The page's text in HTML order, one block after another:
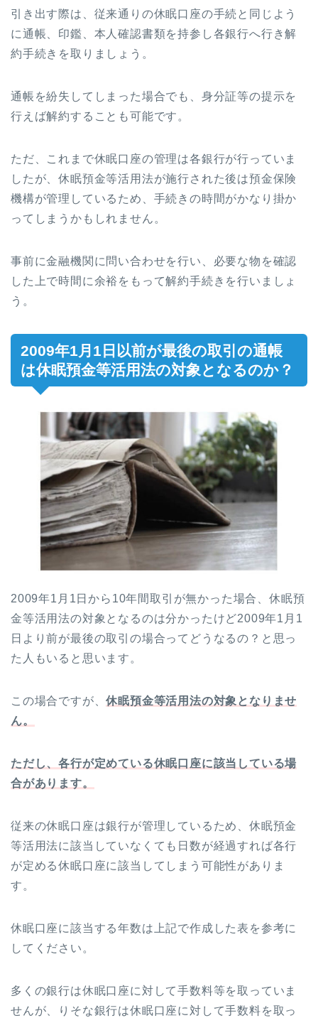
引き出す際は、従来通りの休眠口座の手続と同じよう
に通帳、印鑑、本人確認書類を持参し各銀行へ行き解
約手続きを取りましょう。
通帳を紛失してしまった場合でも、身分証等の提示を
行えば解約することも可能です。
ただ、これまで休眠口座の管理は各銀行が行っていま
したが、休眠預金等活用法が施行された後は預金保険
機構が管理しているため、手続きの時間がかなり掛か
ってしまうかもしれません。
事前に金融機関に問い合わせを行い、必要な物を確認
した上で時間に余裕をもって解約手続きを行いましょ
う。
2009年1月1日以前が最後の取引の通帳
は休眠預金等活用法の対象となるのか？
2009年1月1日から10年間取引が無かった場合、休眠預
金等活用法の対象となるのは分かったけど2009年1月1
日より前が最後の取引の場合ってどうなるの？と思っ
た人もいると思います。
この場合ですが、休眠預金等活用法の対象となりませ
ん。
ただし、各行が定めている休眠口座に該当している場
合があります。
従来の休眠口座は銀行が管理しているため、休眠預金
等活用法に該当していなくても日数が経過すれば各行
が定める休眠口座に該当してしまう可能性がありま
す。
休眠口座に該当する年数は上記で作成した表を参考に
してください。
多くの銀行は休眠口座に対して手数料等を取っていま
せんが、りそな銀行は休眠口座に対して手数料を取っ